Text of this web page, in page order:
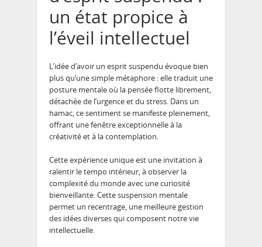
un état propice à
l’éveil intellectuel
L’idée d’avoir un esprit suspendu évoque bien
plus qu’une simple métaphore : elle traduit une
posture mentale où la pensée flotte librement,
détachée de l’urgence et du stress. Dans un
hamac, ce sentiment se manifeste pleinement,
offrant une fenêtre exceptionnelle à la
créativité et à la contemplation.
Cette expérience unique est une invitation à
ralentir le tempo intérieur, à observer la
complexité du monde avec une curiosité
bienveillante. Cette suspension mentale
permet un recentrage, une meilleure gestion
des idées diverses qui composent notre vie
intellectuelle.